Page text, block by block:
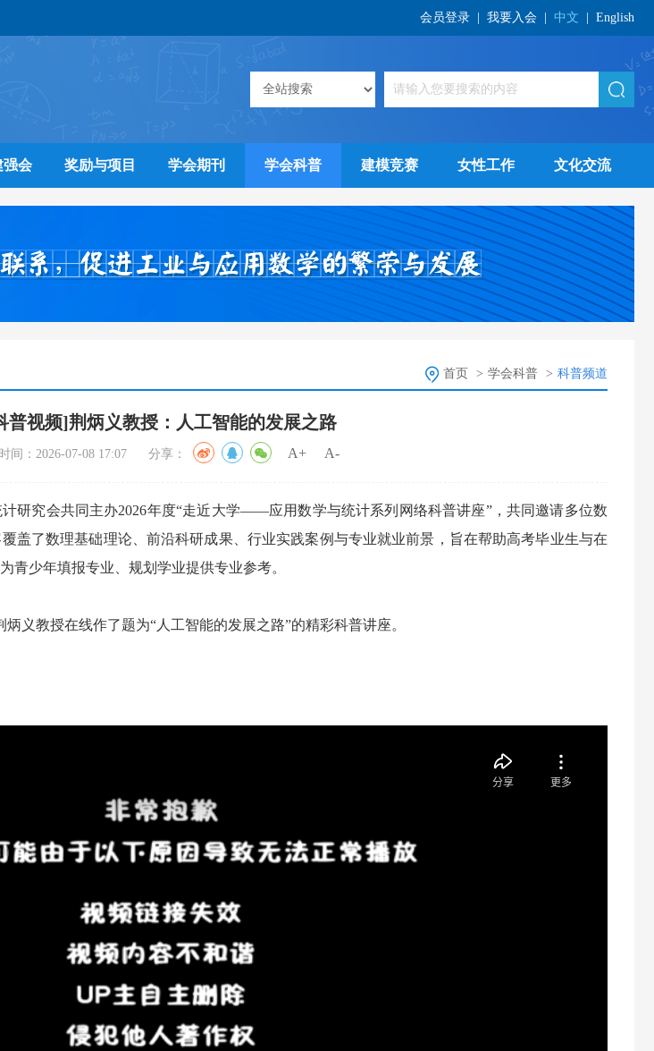
会员登录 我要入会 中文 English
强会 奖励与项目 学会期刊 学会科普 建模竞赛 女性工作 文化交流
首页 > 学会科普 > 科普频道
普视频]荆炳义教授：人工智能的发展之路
间：2026-07-08 17:07 分享： A+ A-
研究会共同主办2026年度“走近大学——应用数学与统计系列网络科普讲座”，共同邀请多位数
盖了数理基础理论、前沿科研成果、行业实践案例与专业就业前景，旨在帮助高考毕业生与在
青少年填报专业、规划学业提供专业参考。
义教授在线作了题为“人工智能的发展之路”的精彩科普讲座。